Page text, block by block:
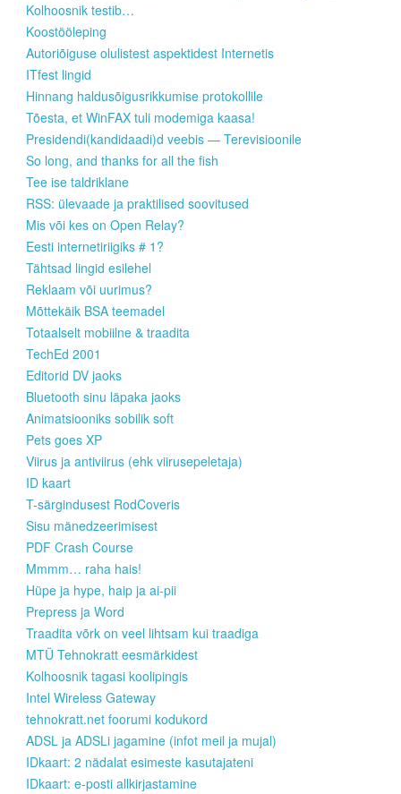
Kolhoosnik testib…
Koostööleping
Autoriõiguse olulistest aspektidest Internetis
ITfest lingid
Hinnang haldusõigusrikkumise protokollile
Tõesta, et WinFAX tuli modemiga kaasa!
Presidendi(kandidaadi)d veebis — Terevisioonile
So long, and thanks for all the fish
Tee ise taldriklane
RSS: ülevaade ja praktilised soovitused
Mis või kes on Open Relay?
Eesti internetiriigiks # 1?
Tähtsad lingid esilehel
Reklaam või uurimus?
Mõttekäik BSA teemadel
Totaalselt mobiilne & traadita
TechEd 2001
Editorid DV jaoks
Bluetooth sinu läpaka jaoks
Animatsiooniks sobilik soft
Pets goes XP
Viirus ja antiviirus (ehk viirusepeletaja)
ID kaart
T-särgindusest RodCoveris
Sisu mänedzeerimisest
PDF Crash Course
Mmmm… raha hais!
Hüpe ja hype, haip ja ai-pii
Prepress ja Word
Traadita võrk on veel lihtsam kui traadiga
MTÜ Tehnokratt eesmärkidest
Kolhoosnik tagasi koolipingis
Intel Wireless Gateway
tehnokratt.net foorumi kodukord
ADSL ja ADSLi jagamine (infot meil ja mujal)
IDkaart: 2 nädalat esimeste kasutajateni
IDkaart: e-posti allkirjastamine